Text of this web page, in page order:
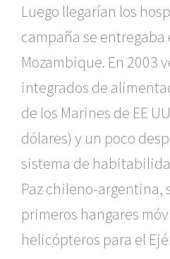
Luego llegarían los
campaña se entregaba
Mozambique. En 2003
integrados de
de los Marines de EE
dólares) y un poco
sistema de
Paz chileno-argentina,
primeros hangares
helicópteros para el